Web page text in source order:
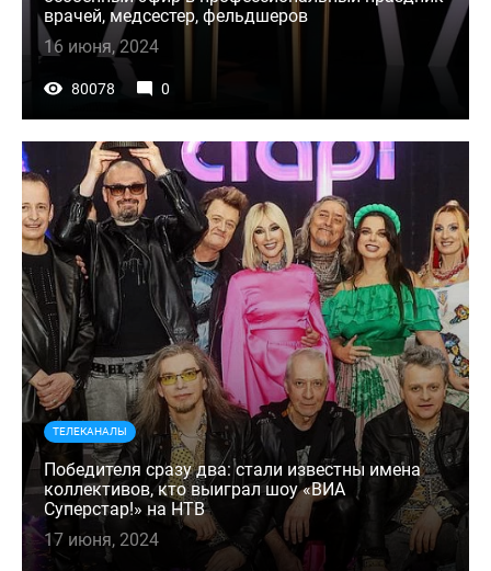
врачей, медсестер, фельдшеров
16 июня, 2024
80078 0
ТЕЛЕКАНАЛЫ
Победителя сразу два: стали известны имена
коллективов, кто выиграл шоу «ВИА
Суперстар!» на НТВ
17 июня, 2024